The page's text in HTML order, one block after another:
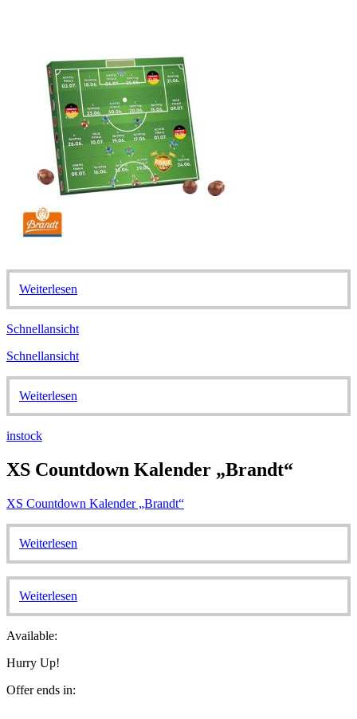
Weiterlesen
Schnellansicht
Schnellansicht
Weiterlesen
instock
XS Countdown Kalender „Brandt“
XS Countdown Kalender „Brandt“
Weiterlesen
Weiterlesen
Available:
Hurry Up!
Offer ends in: